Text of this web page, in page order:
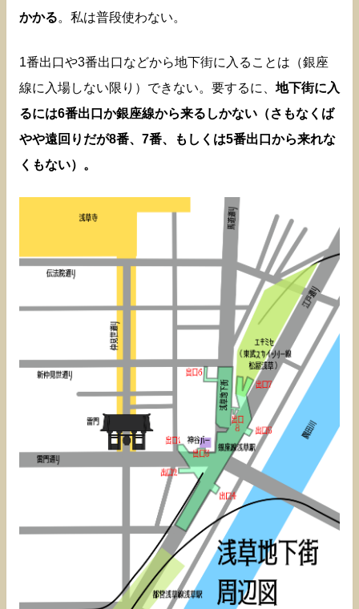
かかる。私は普段使わない。
1番出口や3番出口などから地下街に入ることは（銀座
線に入場しない限り）できない。要するに、 地下街に入
るには6番出口か銀座線から来るしかない（さもなくば
やや遠回りだが8番、7番、もしくは5番出口から来れな
くもない）。